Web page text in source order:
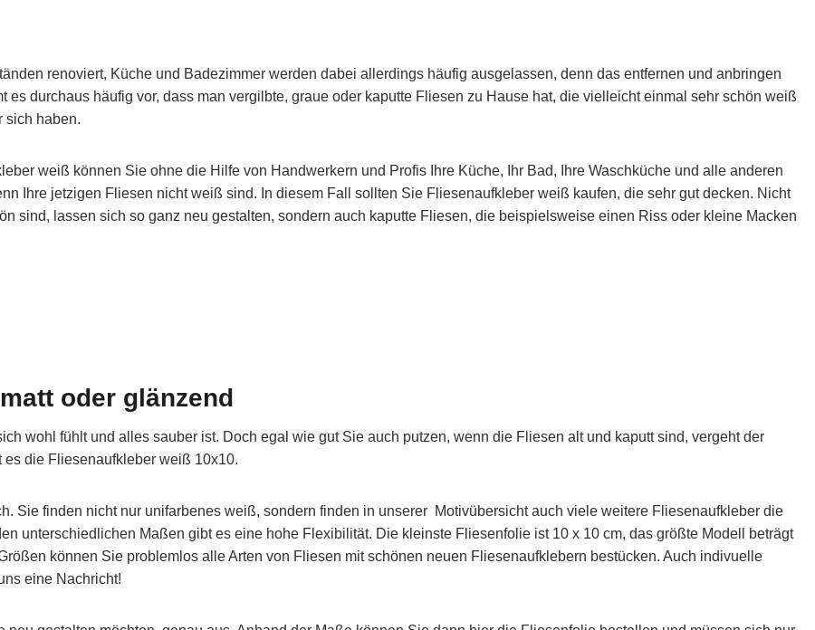
renoviert, Küche und Badezimmer werden dabei allerdings häufig ausgelassen, denn das entfernen und anbringen
durchaus häufig vor, dass man vergilbte, graue oder kaputte Fliesen zu Hause hat, die vielleicht einmal sehr schön weiß
sich haben.
weiß können Sie ohne die Hilfe von Handwerkern und Profis Ihre Küche, Ihr Bad, Ihre Waschküche und alle anderen
Ihre jetzigen Fliesen nicht weiß sind. In diesem Fall sollten Sie Fliesenaufkleber weiß kaufen, die sehr gut decken. Nicht
sind, lassen sich so ganz neu gestalten, sondern auch kaputte Fliesen, die beispielsweise einen Riss oder kleine Macken
oder glänzend
wohl fühlt und alles sauber ist. Doch egal wie gut Sie auch putzen, wenn die Fliesen alt und kaputt sind, vergeht der
die Fliesenaufkleber weiß 10x10.
Sie finden nicht nur unifarbenes weiß, sondern finden in unserer Motivübersicht auch viele weitere Fliesenaufkleber die
unterschiedlichen Maßen gibt es eine hohe Flexibilität. Die kleinste Fliesenfolie ist 10 x 10 cm, das größte Modell beträgt
können Sie problemlos alle Arten von Fliesen mit schönen neuen Fliesenaufklebern bestücken. Auch indivuelle
eine Nachricht!